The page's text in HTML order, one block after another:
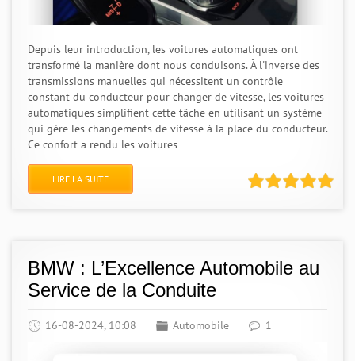
Depuis leur introduction, les voitures automatiques ont
transformé la manière dont nous conduisons. À l'inverse des
transmissions manuelles qui nécessitent un contrôle
constant du conducteur pour changer de vitesse, les voitures
automatiques simplifient cette tâche en utilisant un système
qui gère les changements de vitesse à la place du conducteur.
Ce confort a rendu les voitures
LIRE LA SUITE
BMW : L’Excellence Automobile au
Service de la Conduite
16-08-2024, 10:08 Automobile 1